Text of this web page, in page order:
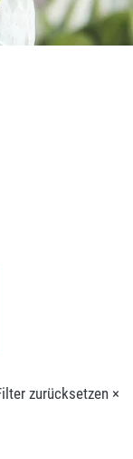
zurücksetzen ×